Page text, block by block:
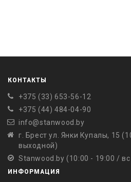
КОНТАКТЫ
+375 (33) 653-56-12
+375 (44) 484-04-90
info@stanwood.by
г. Брест ул. Янки Купалы, 15
выходной)
Stanwood.by (10:00 - 19:00 /
ИНФОРМАЦИЯ